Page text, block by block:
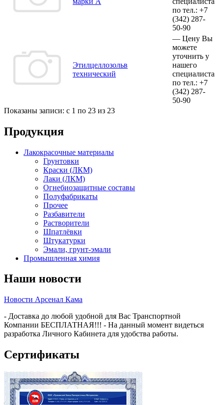
по тел.: +7
(342) 287-
50-90
Этилцеллозольв
технический
— Цену Вы
можете
уточнить у
нашего
специалиста
по тел.: +7
(342) 287-
50-90
Показаны записи: с 1 по 23 из 23
Продукция
Лакокрасочные материалы
Грунтовки
Краски (ЛКМ)
Лаки (ЛКМ)
Огнебиозащитные составы
Полуфабрикаты
Прочее
Разбавители
Растворители
Шпатлёвки
Штукатурки
Эмали, грунт-эмали
Промышленная химия
Наши новости
Новости Арсенал Кама
- Доставка до любой удобной для Вас Транспортной
Компании БЕСПЛАТНАЯ!!! - На данный момент видеться
разработка Личного Кабинета для удобства работы.
Сертификаты